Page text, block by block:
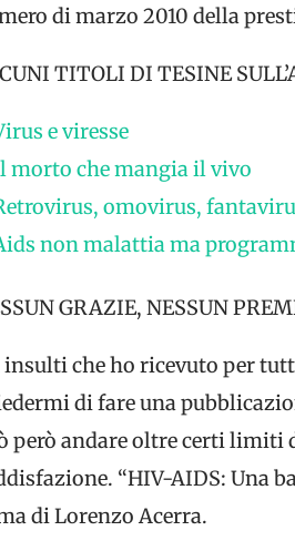
di marzo 2010 della
TITOLI DI TESINE
e viresse
morto che mangia il vivo
omovirus,
non malattia ma
GRAZIE, NESSUN
insulti che ho ricevuto per
di fare una
però andare oltre certi limiti
“HIV-AIDS: Una
di Lorenzo Acerra.